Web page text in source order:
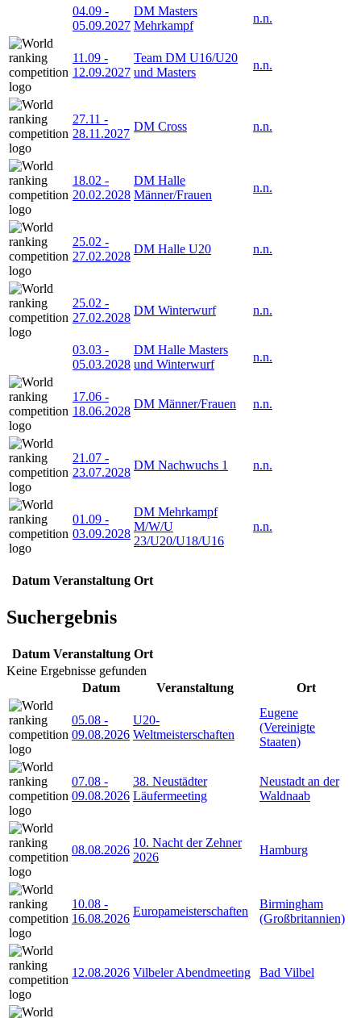
04.09 -
05.09.2027
DM Masters
Mehrkampf
n.n.
11.09 -
12.09.2027
Team DM U16/U20
und Masters
n.n.
27.11 -
28.11.2027
DM Cross n.n.
18.02 -
20.02.2028
DM Halle
Männer/Frauen
n.n.
25.02 -
27.02.2028
DM Halle U20 n.n.
25.02 -
27.02.2028
DM Winterwurf n.n.
03.03 -
05.03.2028
DM Halle Masters
und Winterwurf
n.n.
17.06 -
18.06.2028
DM Männer/Frauen n.n.
21.07 -
23.07.2028
DM Nachwuchs 1 n.n.
01.09 -
03.09.2028
DM Mehrkampf
M/W/U
23/U20/U18/U16
n.n.
Datum Veranstaltung Ort
Suchergebnis
Datum Veranstaltung Ort
Keine Ergebnisse gefunden
Datum
Veranstaltung Ort
05.08 -
09.08.2026
U20-
Weltmeisterschaften
Eugene
(Vereinigte
Staaten)
07.08 -
09.08.2026
38. Neustädter
Läufermeeting
Neustadt an der
Waldnaab
08.08.2026
10. Nacht der Zehner
2026
Hamburg
10.08 -
16.08.2026
Europameisterschaften
Birmingham
(Großbritannien)
12.08.2026 Vilbeler Abendmeeting Bad Vilbel